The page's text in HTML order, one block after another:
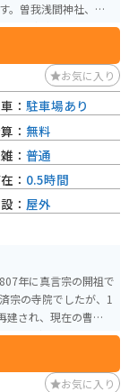
。曽我浅間神社、手
一日中楽しめます。
た、「COEDA HOU
秀庭園賞」を受賞し
お気に入り
年に真言宗の開祖で
宗の寺院でしたが、1
され、現在の曹洞宗
るなど、千二百年に
は約一時間、名古屋
： 駐車場あり
： 無料
： 普通
： 0.5時間
： 屋外
お気に入り